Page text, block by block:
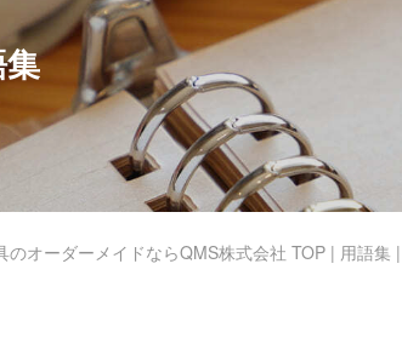
集
のオーダーメイドならQMS株式会社 TOP | 用語集 |